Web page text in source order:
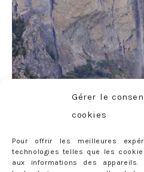
Gérer le
cookies
Pour offrir les meilleures
technologies telles que les
aux informations des